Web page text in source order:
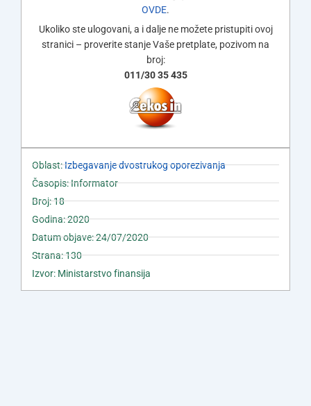
OVDE.
Ukoliko ste ulogovani, a i dalje ne možete pristupiti ovoj
stranici – proverite stanje Vaše pretplate, pozivom na
broj:
011/30 35 435
Oblast:Izbegavanje dvostrukog oporezivanja
Časopis: Informator
Broj: 18
Godina: 2020
Datum objave: 24/07/2020
Strana: 130
Izvor: Ministarstvo finansija